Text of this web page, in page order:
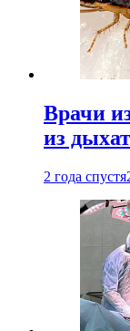
Врачи
из
2 года спустя